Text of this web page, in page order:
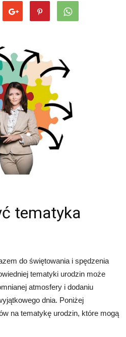
tematyka
do świętowania i spędzenia
tematyki urodzin może
atmosfery i dodaniu
dnia. Poniżej
na tematykę urodzin, które mogą